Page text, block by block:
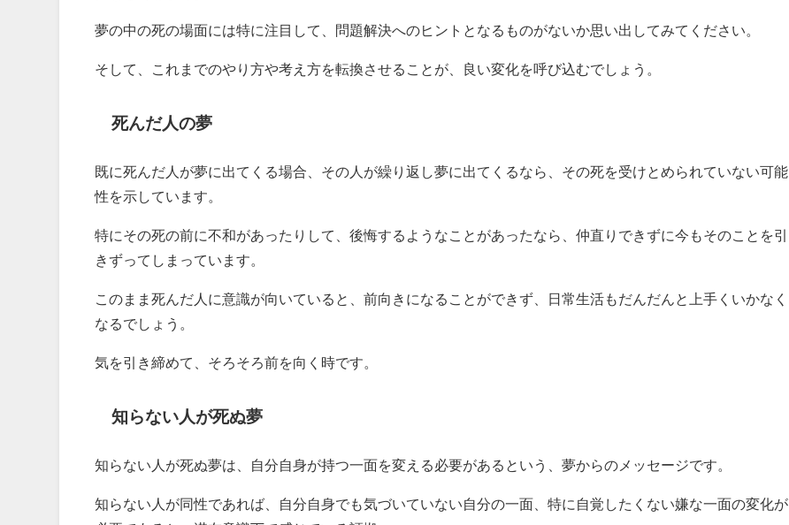
夢の中の死の場面には特に注目して、問題解決へのヒントとなるものがないか思い出してみてください。
そして、これまでのやり方や考え方を転換させることが、良い変化を呼び込むでしょう。
死んだ人の夢
既に死んだ人が夢に出てくる場合、その人が繰り返し夢に出てくるなら、その死を受けとめられていない可能
性を示しています。
特にその死の前に不和があったりして、後悔するようなことがあったなら、仲直りできずに今もそのことを引
きずってしまっています。
このまま死んだ人に意識が向いていると、前向きになることができず、日常生活もだんだんと上手くいかなく
なるでしょう。
気を引き締めて、そろそろ前を向く時です。
知らない人が死ぬ夢
知らない人が死ぬ夢は、自分自身が持つ一面を変える必要があるという、夢からのメッセージです。
知らない人が同性であれば、自分自身でも気づいていない自分の一面、特に自覚したくない嫌な一面の変化が